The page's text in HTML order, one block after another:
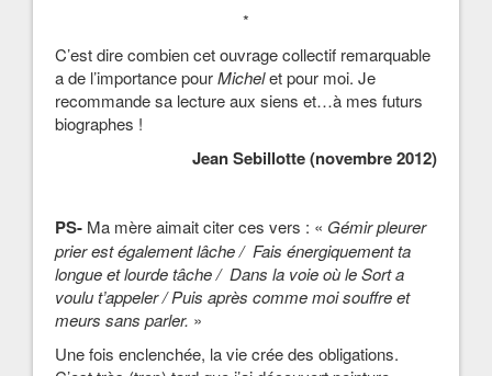
*
C’est dire combien cet ouvrage collectif remarquable
a de l’importance pourMichelet pour moi. Je
recommande sa lecture aux siens et…à mes futurs
biographes !
Jean Sebillotte (novembre 2012)
PS- Ma mère aimait citer ces vers : « Gémir pleurer
prier est également lâche / Fais énergiquement ta
longue et lourde tâche / Dans la voie où le Sort a
voulu t’appeler / Puis après comme moi souffre et
meurs sans parler. »
Une fois enclenchée, la vie crée des obligations.